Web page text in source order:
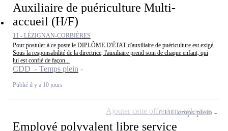
Auxiliaire de puériculture Multi-
accueil (H/F)
11 - LÉZIGNAN-CORBIÈRES
Pour postuler à ce poste le DIPLÔME D'ÉTAT d'auxiliaire de puériculture est exigé.
Sous la responsabilité de la directrice, l'auxiliaire prend soin de chaque enfant, qui
lui est confié de façon...
CDD - Temps plein
Publié il y a 10 jours
Employé polyvalent libre service
CDITemps plein
Ajouter cette offre à ma sélection